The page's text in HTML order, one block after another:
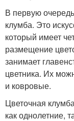
В первую
клумба. Это
который имеет
размещение
занимает
цветника. Их
и ковровые.
Цветочная
как однолетние,